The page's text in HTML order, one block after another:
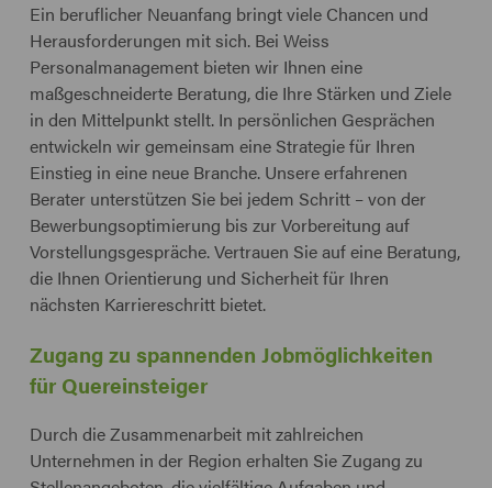
Ein beruflicher Neuanfang bringt viele Chancen und
Herausforderungen mit sich. Bei Weiss
Personalmanagement bieten wir Ihnen eine
maßgeschneiderte Beratung, die Ihre Stärken und Ziele
in den Mittelpunkt stellt. In persönlichen Gesprächen
entwickeln wir gemeinsam eine Strategie für Ihren
Einstieg in eine neue Branche. Unsere erfahrenen
Berater unterstützen Sie bei jedem Schritt – von der
Bewerbungsoptimierung bis zur Vorbereitung auf
Vorstellungsgespräche. Vertrauen Sie auf eine Beratung,
die Ihnen Orientierung und Sicherheit für Ihren
nächsten Karriereschritt bietet.
Zugang zu spannenden Jobmöglichkeiten
für Quereinsteiger
Durch die Zusammenarbeit mit zahlreichen
Unternehmen in der Region erhalten Sie Zugang zu